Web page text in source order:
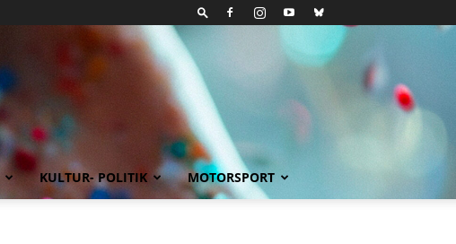
KULTUR- POLITIK MOTORSPORT